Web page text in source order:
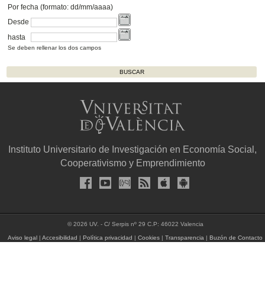
Por fecha (formato: dd/mm/aaaa)
Desde
hasta
Se deben rellenar los dos campos
Instituto Universitario de Investigación en Economía Social,
Cooperativismo y Emprendimiento
© 2026 UV. - C/ Serpis nº 29 C.P: 46022 Valencia
Aviso legal |Accesibilidad Política privacidad |Cookies |Transparencia Buzón de Contacto